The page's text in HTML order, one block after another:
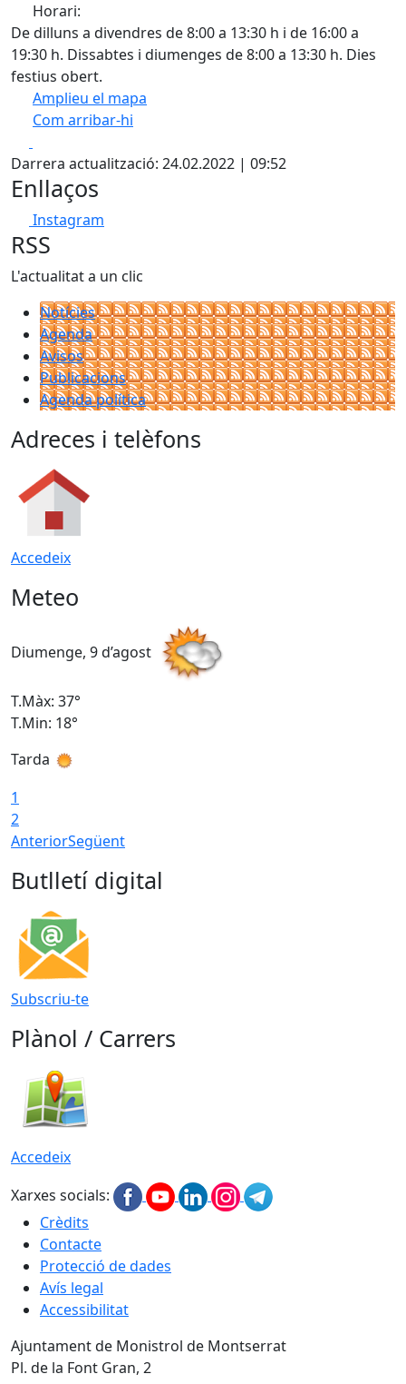
Horari:
De dilluns a divendres de 8:00 a 13:30 h i de 16:00 a
19:30 h. Dissabtes i diumenges de 8:00 a 13:30 h. Dies
festius obert.
Amplieu el mapa
Com arribar-hi
+
−
Darrera actualització: 24.02.2022 | 09:52
Enllaços
Instagram
RSS
L'actualitat a un clic
Notícies
Agenda
Avisos
Publicacions
Agenda política
Adreces i telèfons
Accedeix
Meteo
Diumenge, 9 d’agost
T.Màx: 37°
T.Min: 18°
Tarda
1
2
AnteriorSegüent
Butlletí digital
Subscriu-te
Plànol / Carrers
Accedeix
Xarxes socials:
Crèdits
Contacte
Protecció de dades
Avís legal
Accessibilitat
Ajuntament de Monistrol de Montserrat
Pl. de la Font Gran, 2